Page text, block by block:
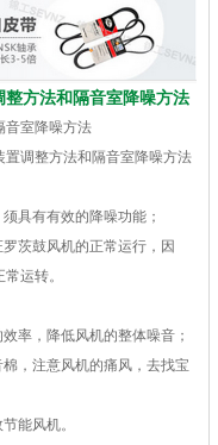
方法和隔音室降噪方法
室降噪方法
调整方法和隔音室降噪方法
具有有效的降噪功能；
茨鼓风机的正常运行，因
运转。
，降低风机的整体噪音；
，注意风机的痛风，去找宝
能风机。